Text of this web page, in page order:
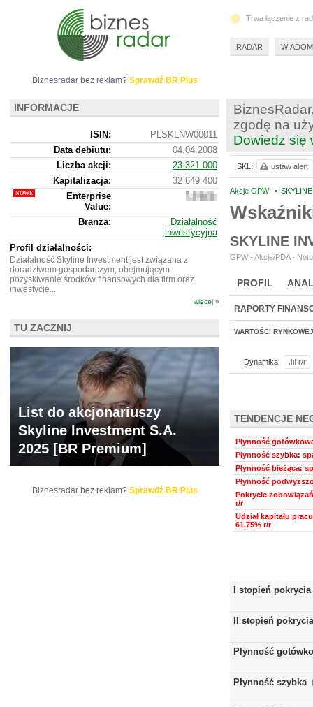
zgodę na
Dowiedz się
Akcje GPW •
SKYLINE
GPW - Akcje/PDA -
PROFIL
BR LAB
RAPORTY
WARTOŚCI RYNKOWEJ
Dynamika: r/r
TENDENCJE
Płynność
Płynność szybka:
Płynność bieżąca:
Płynność
Pokrycie
r/r
Udział kapitału
61.75% r/r
I stopień pokrycia
II stopień pokrycia
Płynność
Płynność szybka
SKL: ustaw alert
Biznesradar bez reklam? Sprawdź BR Plus
INFORMACJE
ISIN:
PLSKLNW00011
Data debiutu:
04.04.2008
Liczba akcji:
23 321 000
Kapitalizacja:
32 649 400
Enterprise
Value:
33
400
Branża:
Działalność
inwestycyjna
Profil działalności:
Działalność Skyline Investment jest związana z
doradztwem gospodarczym, obejmującym
pozyskiwanie środków finansowych dla firm oraz
inwestycje...
więcej »
TU ZACZNIJ
List do akcjonariuszy
Skyline Investment S.A.
2025 [BR Premium]
Biznesradar bez reklam? Sprawdź BR Plus
Trwa łączenie z
RADAR